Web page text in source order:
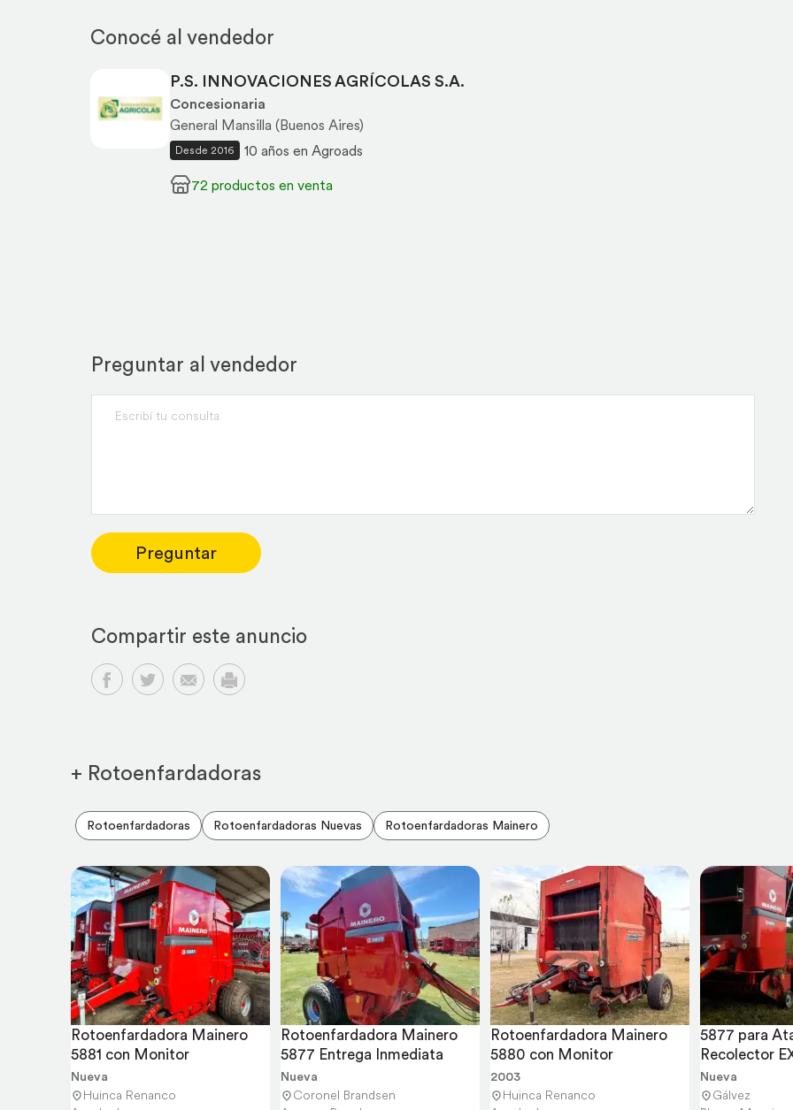
Conocé al vendedor
P.S. INNOVACIONES AGRÍCOLAS S.A.
Concesionaria
General Mansilla (Buenos Aires)
Desde 2016
10 años en Agroads
72 productos en venta
Preguntar al vendedor
Preguntar
Compartir este anuncio
Compartir en Facebook
Compartir en Twitter
Compartir por email
Imprimir
+ Rotoenfardadoras
Rotoenfardadoras Rotoenfardadoras Nuevas Rotoenfardadoras Mainero
Rotoenfardadora Mainero
5881 con Monitor
Nueva
Huinca Renanco
Rotoenfardadora Mainero
5877 Entrega Inmediata
Nueva
Coronel Brandsen
Rotoenfardadora Mainero
5880 con Monitor
2003
Huinca Renanco
5877 para
Recolector
Nueva
Gálvez